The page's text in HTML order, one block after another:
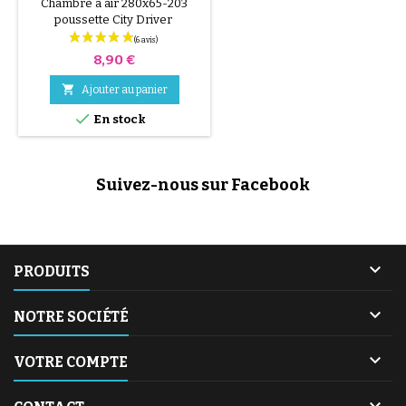
Chambre à air 280x65-203
poussette City Driver
Prix
8,90 €
 Ajouter au panier
 En stock
Suivez-nous sur Facebook
PRODUITS 
NOTRE SOCIÉTÉ 
VOTRE COMPTE 